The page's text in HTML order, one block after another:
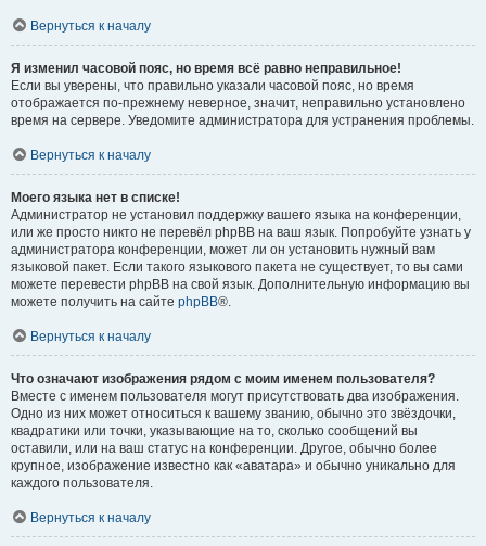
Вернуться к началу
Я изменил часовой пояс, но время всё равно неправильное!
Если вы уверены, что правильно указали часовой пояс, но время
отображается по-прежнему неверное, значит, неправильно установлено
время на сервере. Уведомите администратора для устранения проблемы.
Вернуться к началу
Моего языка нет в списке!
Администратор не установил поддержку вашего языка на конференции,
или же просто никто не перевёл phpBB на ваш язык. Попробуйте узнать у
администратора конференции, может ли он установить нужный вам
языковой пакет. Если такого языкового пакета не существует, то вы сами
можете перевести phpBB на свой язык. Дополнительную информацию вы
можете получить на сайте phpBB®.
Вернуться к началу
Что означают изображения рядом с моим именем пользователя?
Вместе с именем пользователя могут присутствовать два изображения.
Одно из них может относиться к вашему званию, обычно это звёздочки,
квадратики или точки, указывающие на то, сколько сообщений вы
оставили, или на ваш статус на конференции. Другое, обычно более
крупное, изображение известно как «аватара» и обычно уникально для
каждого пользователя.
Вернуться к началу